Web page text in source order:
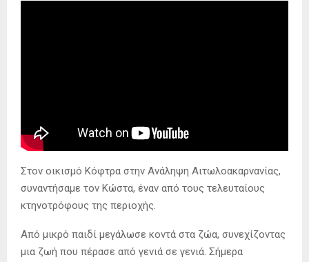
Στον οικισμό Κόφτρα στην Ανάληψη Αιτωλοακαρνανίας,
συναντήσαμε τον Κώστα, έναν από τους τελευταίους
κτηνοτρόφους της περιοχής.
Από μικρό παιδί μεγάλωσε κοντά στα ζώα, συνεχίζοντας
μια ζωή που πέρασε από γενιά σε γενιά. Σήμερα